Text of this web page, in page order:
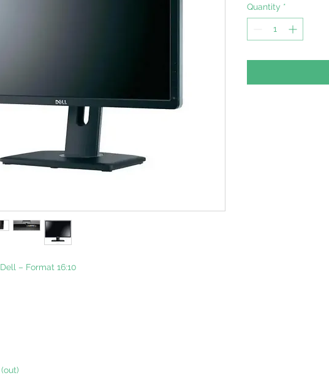
– Format 16:10
Quantity *